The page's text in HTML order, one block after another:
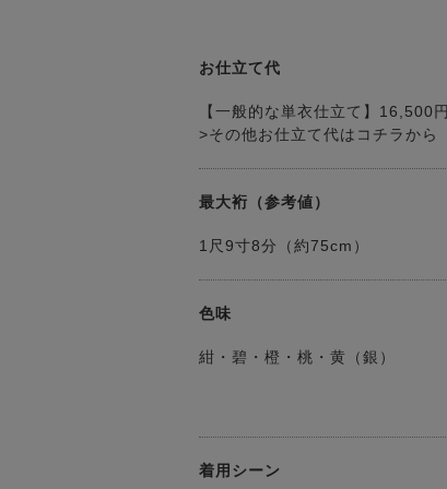
お仕立て代
【一般的な単衣仕立て】16,500円
>その他お仕立て代はコチラから
最大裄（参考値）
1尺9寸8分（約75cm）
色味
紺・碧・橙・桃・黄（銀）
着用シーン